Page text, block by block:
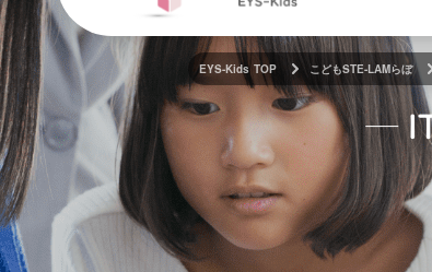
EYS-Kids TOP こどもSTE-LAMらぼ